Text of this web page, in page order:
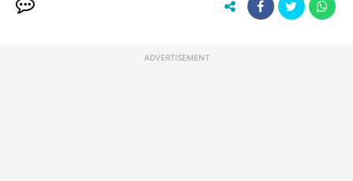
ADVERTISEMENT